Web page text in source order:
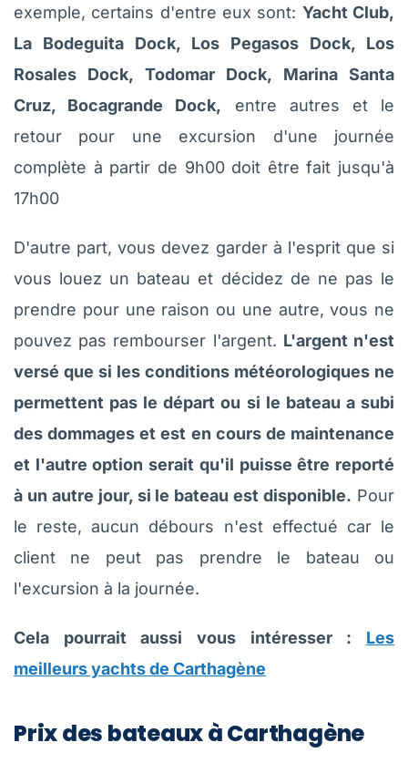
exemple, certains d'entre eux sont: Yacht Club,
La Bodeguita Dock, Los Pegasos Dock, Los
Rosales Dock, Todomar Dock, Marina Santa
Cruz, Bocagrande Dock, entre autres et le
retour pour une excursion d'une journée
complète à partir de 9h00 doit être fait jusqu'à
17h00
D'autre part, vous devez garder à l'esprit que si
vous louez un bateau et décidez de ne pas le
prendre pour une raison ou une autre, vous ne
pouvez pas rembourser l'argent. L'argent n'est
versé que si les conditions météorologiques ne
permettent pas le départ ou si le bateau a subi
des dommages et est en cours de maintenance
et l'autre option serait qu'il puisse être reporté
à un autre jour, si le bateau est disponible. Pour
le reste, aucun débours n'est effectué car le
client ne peut pas prendre le bateau ou
l'excursion à la journée.
Cela pourrait aussi vous intéresser : Les
meilleurs yachts de Carthagène
Prix des bateaux à Carthagène